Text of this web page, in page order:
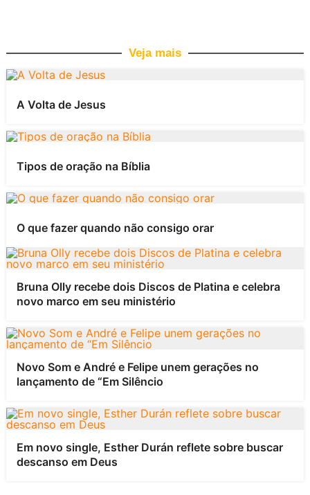
Veja mais
A Volta de Jesus
Tipos de oração na Bíblia
O que fazer quando não consigo orar
Bruna Olly recebe dois Discos de Platina e celebra
novo marco em seu ministério
Novo Som e André e Felipe unem gerações no
lançamento de “Em Silêncio
Em novo single, Esther Durán reflete sobre buscar
descanso em Deus